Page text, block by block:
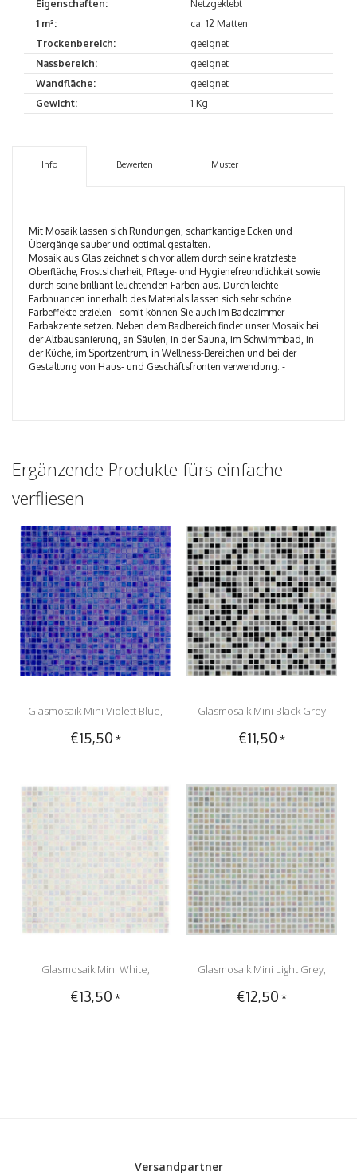
Eigenschaften:
Netzgeklebt
1 m²:
ca. 12 Matten
Trockenbereich:
geeignet
Nassbereich:
geeignet
Wandfläche:
geeignet
Gewicht:
1 Kg
Info Bewerten Muster
Mit Mosaik lassen sich Rundungen, scharfkantige Ecken und
Übergänge sauber und optimal gestalten.
Mosaik aus Glas zeichnet sich vor allem durch seine kratzfeste
Oberfläche, Frostsicherheit, Pflege- und Hygienefreundlichkeit sowie
durch seine brilliant leuchtenden Farben aus. Durch leichte
Farbnuancen innerhalb des Materials lassen sich sehr schöne
Farbeffekte erzielen - somit können Sie auch im Badezimmer
Farbakzente setzen. Neben dem Badbereich findet unser Mosaik bei
der Altbausanierung, an Säulen, in der Sauna, im Schwimmbad, in
der Küche, im Sportzentrum, in Wellness-Bereichen und bei der
Gestaltung von Haus- und Geschäftsfronten verwendung. -
Ergänzende Produkte fürs einfache
verfliesen
Glasmosaik Mini Violett Blue,
glänzend - 30x30cm
€15,50 *
Glasmosaik Mini Black Grey
White, glänzend - 30x30cm
€11,50 *
Glasmosaik Mini White,
glänzend - 30x30cm
€13,50 *
Glasmosaik Mini Light Grey,
glänzend - 30x30cm
€12,50 *
Versandpartner